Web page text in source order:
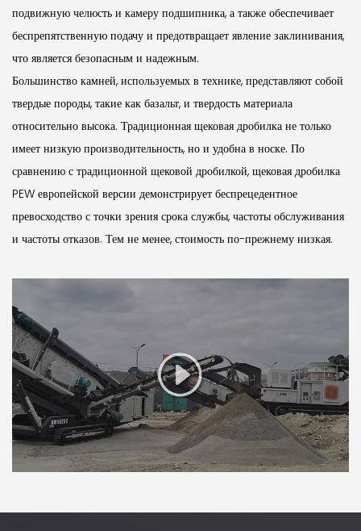
подвижную челюсть и камеру подшипника, а также обеспечивает
беспрепятственную подачу и предотвращает явление заклинивания,
что является безопасным и надежным.
Большинство камней, используемых в технике, представляют собой
твердые породы, такие как базальт, и твердость материала
относительно высока. Традиционная щековая дробилка не только
имеет низкую производительность, но и удобна в носке. По
сравнению с традиционной щековой дробилкой, щековая дробилка
PEW европейской версии демонстрирует беспрецедентное
превосходство с точки зрения срока службы, частоты обслуживания
и частоты отказов. Тем не менее, стоимость по-прежнему низкая.